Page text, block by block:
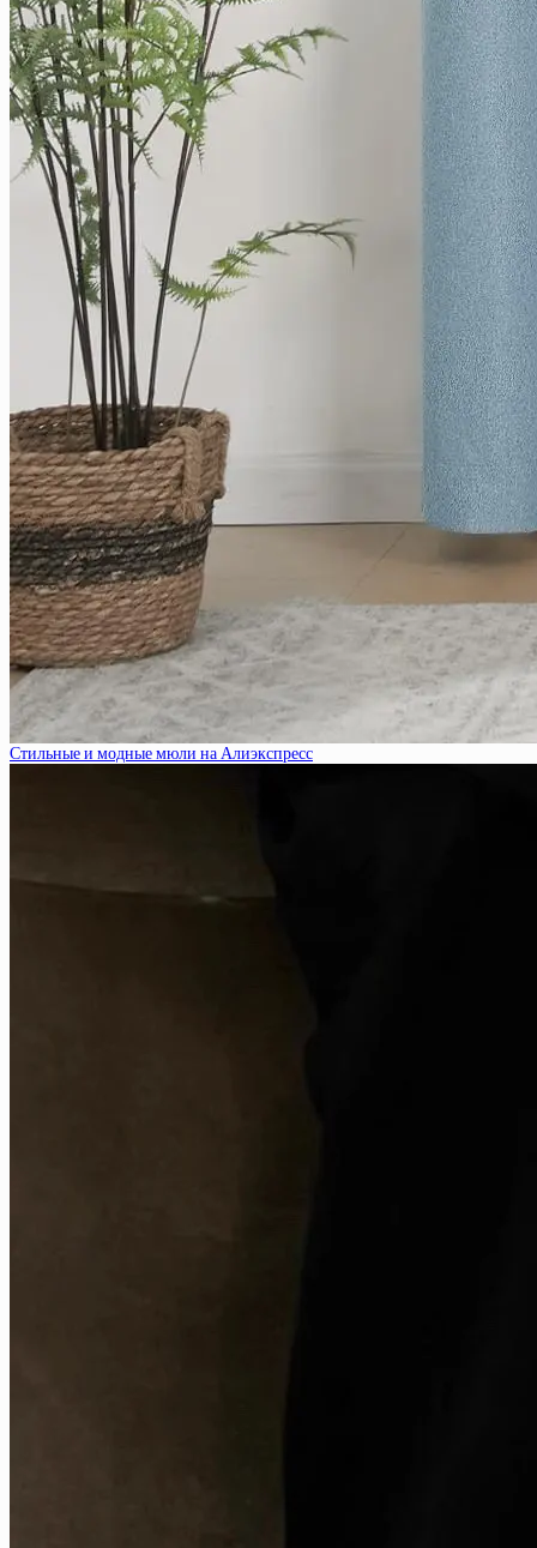
Стильные и модные мюли на Алиэкспресс